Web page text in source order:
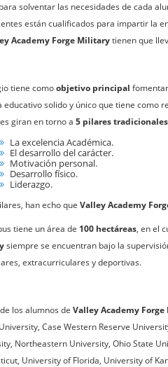
solventar las necesidades de cada
están cualificados para impartir la
Academy Forge Militarytienen que
tiene comoobjetivo principal
educativo solido y único que tiene como
giran en torno a 5 pilarestradicionales
La excelencia Académica.
El desarrollo del carácter.
Motivación personal.
Desarrollo físico.
Liderazgo.
han echo que Valley Academy
tiene un área de 100 hectáreas, en el
siempre se encuentran bajo la
extracurriculares y deportivas.
de los alumnos de Valley Academy
Case Western Reserve
Northeastern University, Ohio State
University of Florida, University of